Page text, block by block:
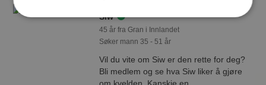
Siw
45 år fra Gran i Innlandet
Søker mann 35 - 51 år
Vil du vite om Siw er den rette for deg?
Bli medlem og se hva Siw liker å gjøre